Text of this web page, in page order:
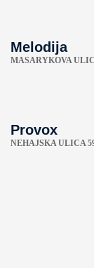
Melodija
MASARYKOVA
Provox
NEHAJSKA ULICA